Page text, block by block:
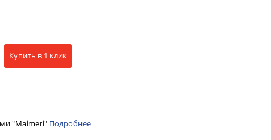
Купить в 1 клик
"Maimeri" Подробнее